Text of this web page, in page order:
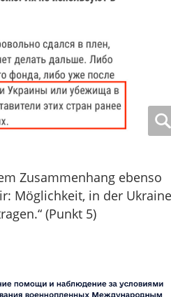
Zusammenhang ebenso
Möglichkeit, in der Ukraine
(Punkt 5)